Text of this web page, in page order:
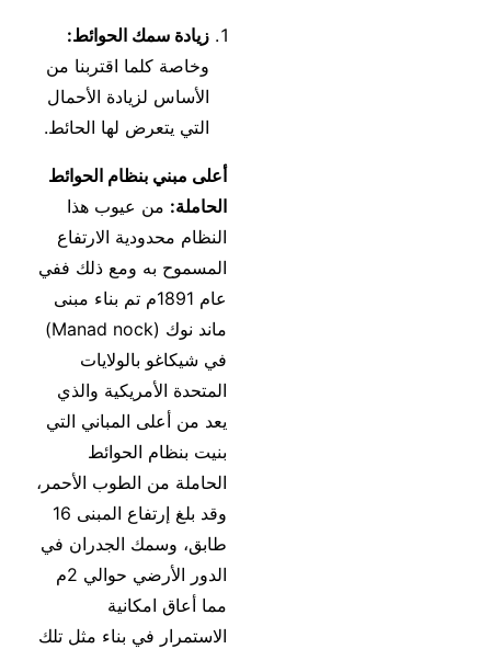
زيادة سمك الحوائط:
وخاصة كلما اقتربنا من
الأساس لزيادة الأحمال
التي يتعرض لها الحائط.
أعلى مبني بنظام الحوائط
الحاملة: من عيوب هذا
النظام محدودية الارتفاع
المسموح به ومع ذلك ففي
عام 1891م تم بناء مبنى
ماند نوك (Manad nock)
في شيكاغو بالولايات
المتحدة الأمريكية والذي
يعد من أعلى المباني التي
بنيت بنظام الحوائط
الحاملة من الطوب الأحمر،
وقد بلغ إرتفاع المبنى 16
طابق، وسمك الجدران في
الدور الأرضي حوالي 2م
مما أعاق امكانية
الاستمرار في بناء مثل تلك